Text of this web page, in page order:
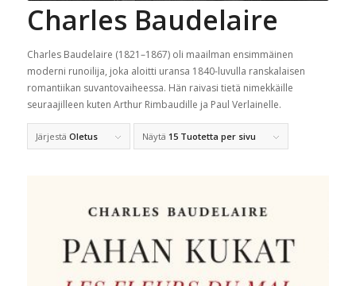
Charles Baudelaire
Charles Baudelaire (1821–1867) oli maailman ensimmäinen
moderni runoilija, joka aloitti uransa 1840-luvulla ranskalaisen
romantiikan suvantovaiheessa. Hän raivasi tietä nimekkäille
seuraajilleen kuten Arthur Rimbaudille ja Paul Verlainelle.
Järjestä Oletus Näytä 15 Tuotetta per sivu